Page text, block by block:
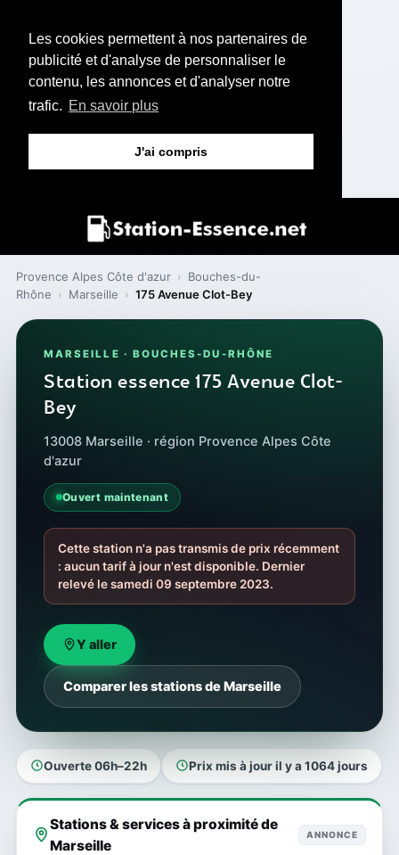
Les cookies permettent à nos partenaires de
publicité et d'analyse de personnaliser le
contenu, les annonces et d'analyser notre
trafic. En savoir plus
J'ai compris
Provence Alpes Côte d'azur › Bouches-du-
Rhône › Marseille › 175 Avenue Clot-Bey
MARSEILLE · BOUCHES-DU-RHÔNE
Station essence 175 Avenue Clot-
Bey
13008 Marseille · région Provence Alpes Côte
d'azur
Ouvert maintenant
Cette station n'a pas transmis de prix récemment
: aucun tarif à jour n'est disponible. Dernier
relevé le samedi 09 septembre 2023.
Y aller
Comparer les stations de Marseille
Ouverte 06h–22h Prix mis à jour il y a 1064 jours
Stations & services à proximité de
Marseille
ANNONCE